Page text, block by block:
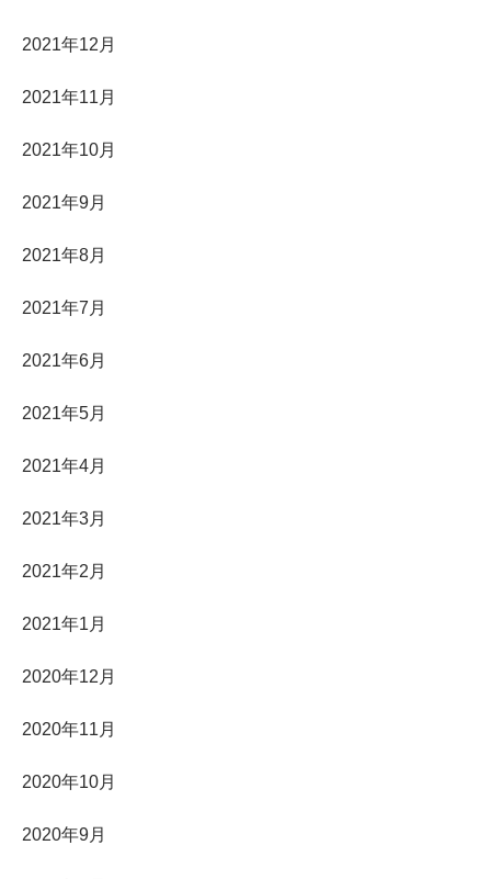
2021年12月
2021年11月
2021年10月
2021年9月
2021年8月
2021年7月
2021年6月
2021年5月
2021年4月
2021年3月
2021年2月
2021年1月
2020年12月
2020年11月
2020年10月
2020年9月